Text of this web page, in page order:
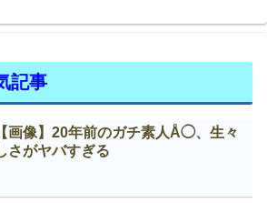
記事
【画像】20年前のガチ素人Å◯、生々
さがヤバすぎる